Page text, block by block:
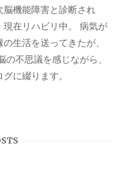
脳機能障害と診断され
在リハビリ中。 病気が
生活を送ってきたが、
不思議を感じながら、
に綴ります。